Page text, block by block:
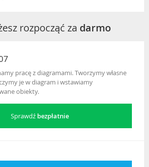
rozpocząć za darmo
pracę z diagramami. Tworzymy własne
je w diagram i wstawiamy
obiekty.
Sprawdź bezpłatnie